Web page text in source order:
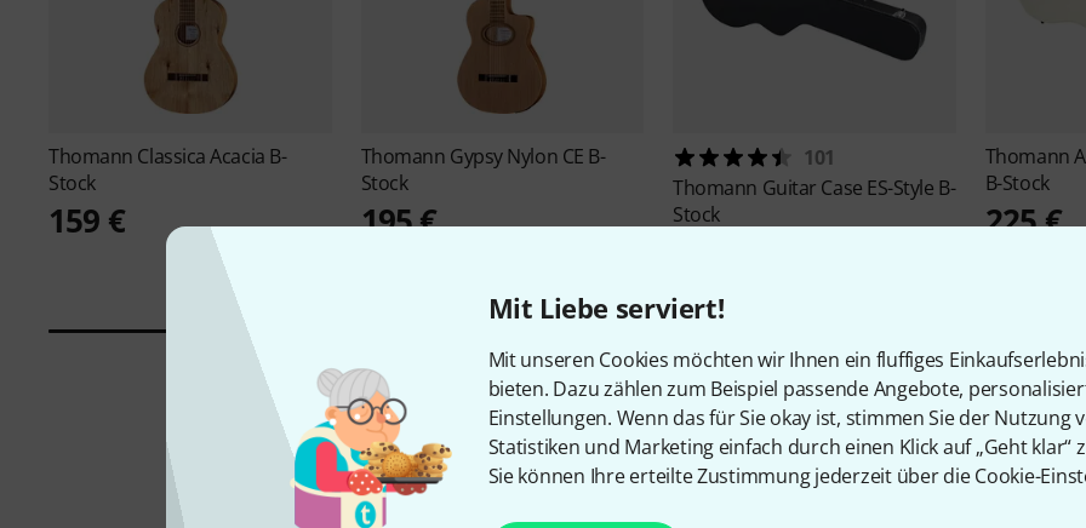
Mit Liebe serviert!
Mit unseren Cookies möchten wir Ihnen ein fluffiges
bieten. Dazu zählen zum Beispiel passende Angebote,
Einstellungen. Wenn das für Sie okay ist, stimmen Sie der Nutzung
Statistiken und Marketing einfach durch einen Klick auf „Geht klar“
Sie können Ihre erteilte Zustimmung jederzeit über die Cookie-
Thomann Classica Acacia B-
Stock
159 €
Thomann Gypsy Nylon CE B-
Stock
195 €
101
Thomann Guitar Case ES-Style B-
Stock
Thomann
B-Stock
225 €
Mehr zu Thomann